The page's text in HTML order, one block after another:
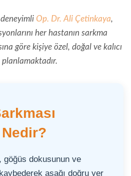
Op. Dr. Ali Çetinkaya,
her hastanın sarkma
göre kişiye özel, doğal ve kalıcı
, göğüs dokusunun ve
aşağı doğru yer